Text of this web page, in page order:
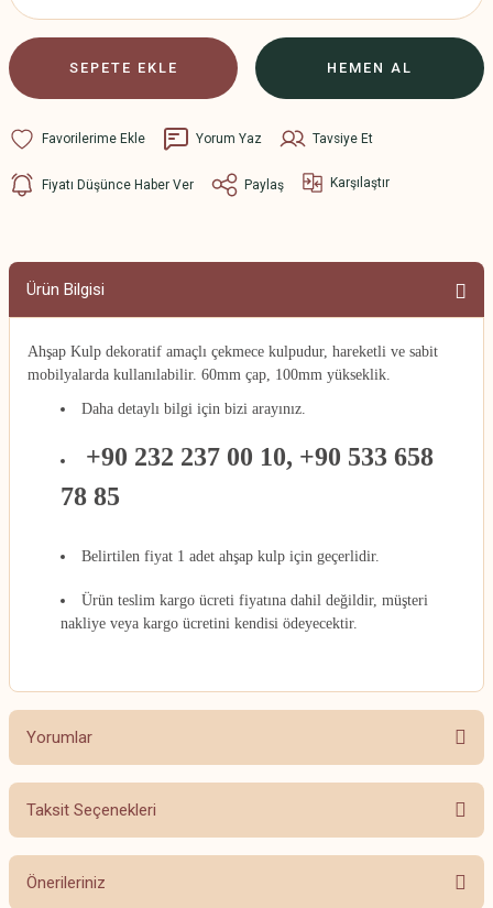
SEPETE EKLE HEMEN AL
Yorum Yaz Tavsiye Et
Fiyatı Düşünce Haber Ver Paylaş Karşılaştır
Ürün Bilgisi
Ahşap Kulp dekoratif amaçlı çekmece kulpudur, hareketli ve sabit
mobilyalarda kullanılabilir. 60mm çap, 100mm yükseklik.
Daha detaylı bilgi için bizi arayınız.
+90 232 237 00 10, +90 533 658
78 85
Belirtilen fiyat 1 adet ahşap kulp için geçerlidir.
Ürün teslim kargo ücreti fiyatına dahil değildir, müşteri
nakliye veya kargo ücretini kendisi ödeyecektir.
Yorumlar
Bu ürüne ilk yorumu siz yapın!
Taksit Seçenekleri
Önerileriniz